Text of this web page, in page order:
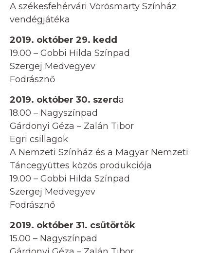
A székesfehérvári Vörösmarty Színház
vendégjátéka
2019. október 29. kedd
19.00 – Gobbi Hilda Színpad
Szergej Medvegyev
Fodrásznő
2019. október 30. szerda
18.00 – Nagyszínpad
Gárdonyi Géza – Zalán Tibor
Egri csillagok
A Nemzeti Színház és a Magyar Nemzeti
Táncegyüttes közös produkciója
19.00 – Gobbi Hilda Színpad
Szergej Medvegyev
Fodrásznő
2019. október 31. csütörtök
15.00 – Nagyszínpad